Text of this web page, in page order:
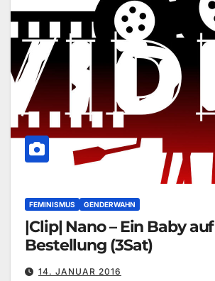
FEMINISMUS GENDERWAHN
|Clip| Nano – Ein Baby auf
Bestellung (3Sat)
14. JANUAR 2016